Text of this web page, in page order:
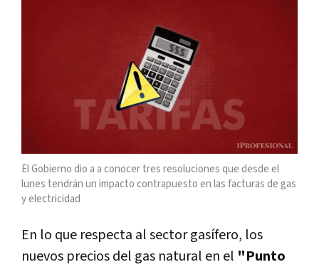
El Gobierno dio a a conocer tres resoluciones que desde el
lunes tendrán un impacto contrapuesto en las facturas de gas
y electricidad
En lo que respecta al sector gasífero, los
nuevos precios del gas natural en el "Punto